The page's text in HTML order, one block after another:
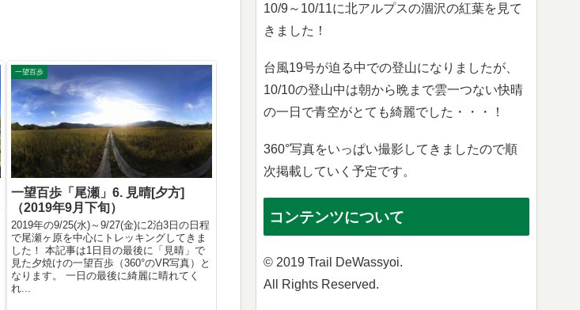
一望百歩
一望百歩「尾瀬」6. 見晴[夕方]
（2019年9月下旬）
2019年の9/25(水)～9/27(金)に2泊3日の日程
で尾瀬ヶ原を中心にトレッキングしてきま
した！ 本記事は1日目の最後に「見晴」で
見た夕焼けの一望百歩（360°のVR写真）と
なります。 一日の最後に綺麗に晴れてく
れ...
10/9～10/11に北アルプスの涸沢の紅葉を見て
きました！
台風19号が迫る中での登山になりましたが、
10/10の登山中は朝から晩まで雲一つない快晴
の一日で青空がとても綺麗でした・・・！
360°写真をいっぱい撮影してきましたので順
次掲載していく予定です。
コンテンツについて
© 2019 Trail DeWassyoi.
All Rights Reserved.